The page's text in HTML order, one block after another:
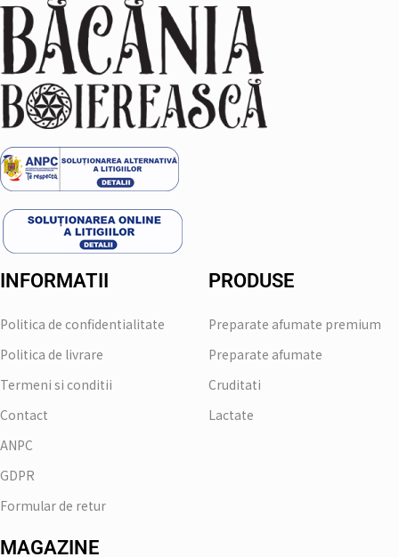
INFORMATII
Politica de confidentialitate
Politica de livrare
Termeni si conditii
Contact
ANPC
GDPR
Formular de retur
PRODUSE
Preparate afumate premium
Preparate afumate
Cruditati
Lactate
MAGAZINE